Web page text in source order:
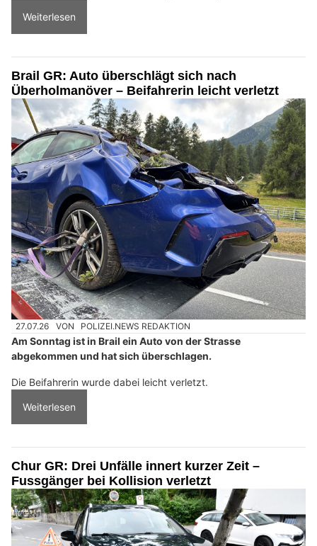
Weiterlesen
Brail GR: Auto überschlägt sich nach
Überholmanöver – Beifahrerin leicht verletzt
27.07.26 VON POLIZEI.NEWS REDAKTION
Am Sonntag ist in Brail ein Auto von der Strasse
abgekommen und hat sich überschlagen.
Die Beifahrerin wurde dabei leicht verletzt.
Weiterlesen
Chur GR: Drei Unfälle innert kurzer Zeit –
Fussgänger bei Kollision verletzt